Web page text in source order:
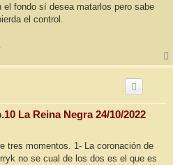
fondo sí desea matarlos pero sabe
el control.
La Reina Negra 24/10/2022
tres momentos. 1- La coronación de
no se cual de los dos es el que es